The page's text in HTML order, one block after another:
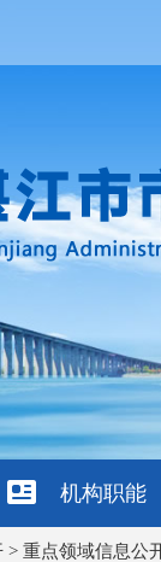
机构职能
> 重点领域信息公